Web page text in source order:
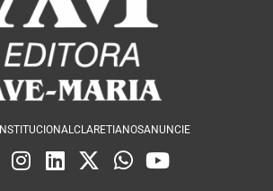
INSTITUCIONALCLARETIANOSANUNCIE